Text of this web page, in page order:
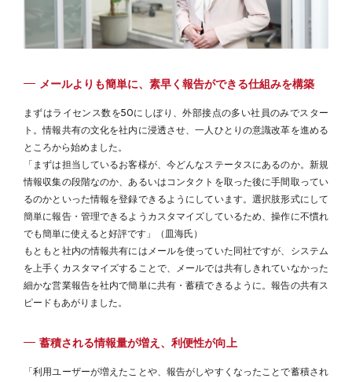
メールよりも簡単に、素早く報告ができる仕組みを構築
まずはライセンス数を50にしぼり、外部接点の多い社員のみでスター
ト。情報共有の文化を社内に浸透させ、一人ひとりの意識改革を進める
ところから始めました。
「まずは担当しているお客様が、今どんなステータスにあるのか。新規
情報収集の段階なのか、あるいはコンタクトを取った後に手間取ってい
るのかといった情報を登録できるようにしています。選択肢形式にして
簡単に報告・管理できるようカスタマイズしているため、操作に不慣れ
でも簡単に使えると好評です」（皿海氏）
もともと社内の情報共有にはメールを使っていた同社ですが、システム
を上手くカスタマイズすることで、メールでは共有しきれていなかった
細かな営業報告を社内で簡単に共有・蓄積できるように。報告の共有ス
ピードもあがりました。
蓄積される情報量が増え、利便性が向上
「利用ユーザーが増えたことや、報告がしやすくなったことで蓄積され